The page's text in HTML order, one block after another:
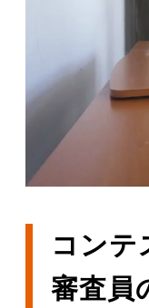
コンテ
審査員